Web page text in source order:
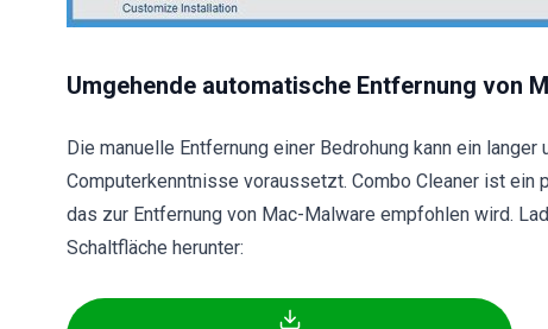
Umgehende automatische Entfernung von
Die manuelle Entfernung einer Bedrohung kann ein
Computerkenntnisse voraussetzt. Combo Cleaner ist
das zur Entfernung von Mac-Malware empfohlen wird.
Schaltfläche herunter: